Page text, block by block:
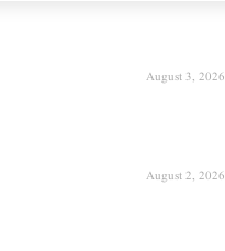
August 3, 2026
August 2, 2026